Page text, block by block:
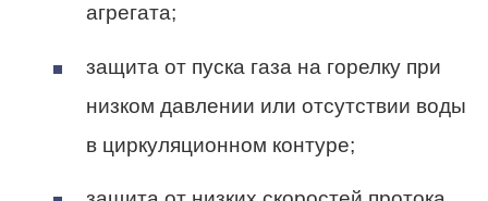
агрегата;
защита от пуска газа на горелку при
низком давлении или отсутствии воды
в циркуляционном контуре;